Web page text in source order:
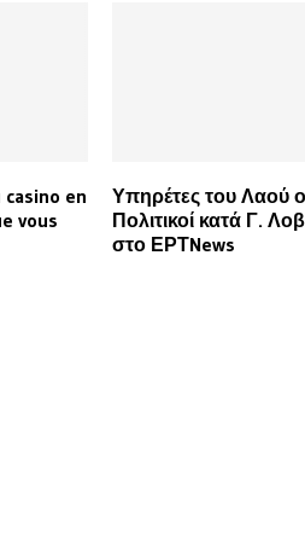
en
vous
Υπηρέτες του Λαού
Πολιτικοί κατά Γ.
στο ΕΡΤNews